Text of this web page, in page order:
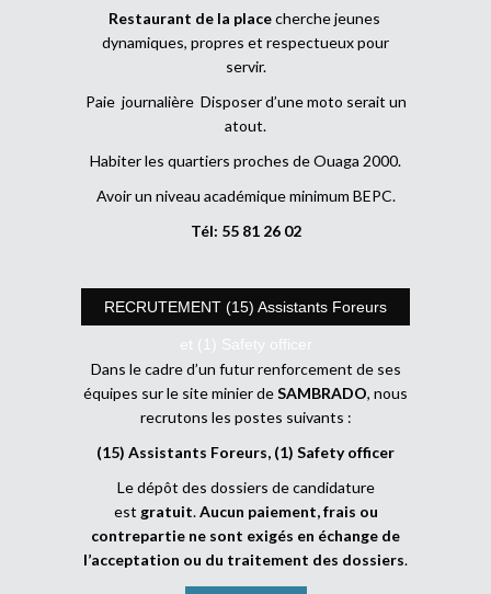
Restaurant de la placecherche jeunes
dynamiques, propres et respectueux pour
servir.
Paie journalière Disposer d’une moto serait un
atout.
Habiter les quartiers proches de Ouaga 2000.
Avoir un niveau académique minimum BEPC.
Tél: 55 81 26 02
RECRUTEMENT (15) Assistants Foreurs
et (1) Safety officer
Dans le cadre d’un futur renforcement de ses
équipes sur le site minier deSAMBRADO, nous
recrutons les postes suivants :
(15) Assistants Foreurs, (1) Safety officer
Le dépôt des dossiers de candidature
est gratuit.Aucun paiement, frais ou
contrepartie ne sont exigés en échange de
l’acceptation ou du traitement des dossiers.